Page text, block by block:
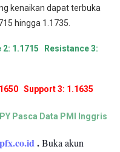
kenaikan dapat terbuka
hingga 1.1735.
2: 1.1715 Resistance 3:
Support 3: 1.1635
Pasca Data PMI Inggris
.Buka akun